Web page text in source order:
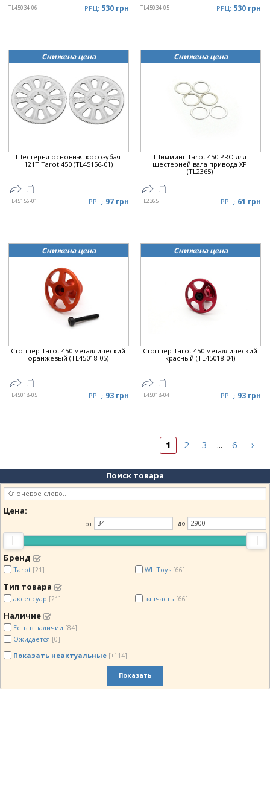
TL45034-06 РРЦ: 530 грн TL45034-05 РРЦ: 530 грн
Снижена цена
Шестерня основная косозубая
121T Tarot 450 (TL45156-01)
TL45156-01 РРЦ: 97 грн
Снижена цена
Шимминг Tarot 450 PRO для
шестерней вала привода ХР
(TL2365)
TL2365 РРЦ: 61 грн
Снижена цена
Стоппер Tarot 450 металлический
оранжевый (TL45018-05)
TL45018-05 РРЦ: 93 грн
Снижена цена
Стоппер Tarot 450 металлический
красный (TL45018-04)
TL45018-04 РРЦ: 93 грн
1 2 3 ... 6 ›
Поиск товара
Цена:
от до
Бренд
Tarot [21] WL Toys [66]
Тип товара
аксессуар [21] запчасть [66]
Наличие
Есть в наличии [84]
Ожидается [0]
Показать неактуальные [+114]
Показать